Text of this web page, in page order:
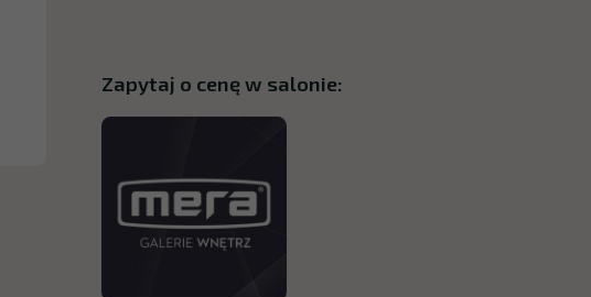
Zapytaj o cenę w salonie: